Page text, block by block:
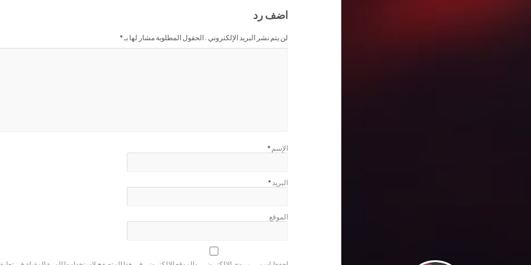
اضف رد
لن يتم نشر البريد الإلكتروني . الحقول المطلوبة مشار لها بـ*
الإسم *
البريد*
الموقع